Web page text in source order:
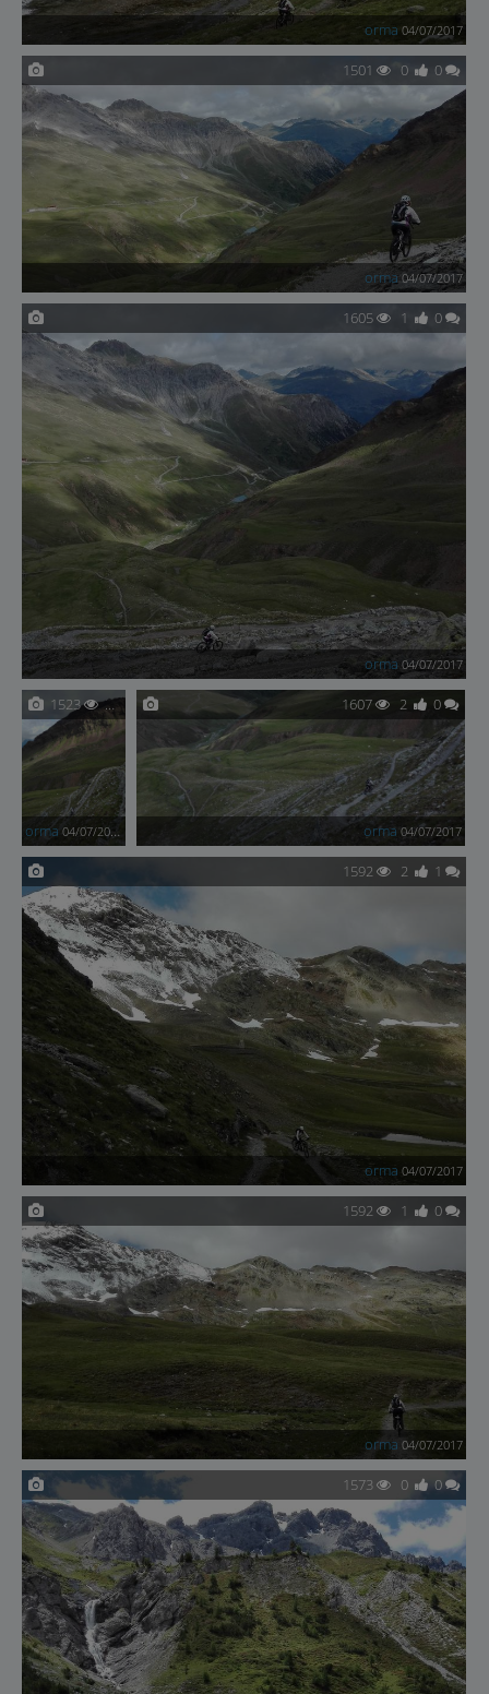
orma 04/07/2017
1501 0 0
orma 04/07/2017
1605 1 0
orma 04/07/2017
1523 0 0
orma 04/07/2017
1607 2 0
orma 04/07/2017
1592 2 1
orma 04/07/2017
1592 1 0
orma 04/07/2017
1573 0 0